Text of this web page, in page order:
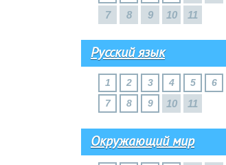
7
8 9 10 11
Русский язык
1 2 3 4 5
6
7
8 9 10 11
Окружающий мир